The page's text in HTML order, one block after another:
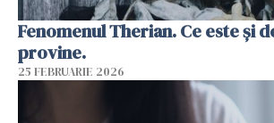
Fenomenul Therian. Ce este și
provine.
25 FEBRUARIE 2026